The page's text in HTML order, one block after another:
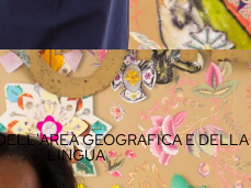
GEOGRAFICA E DELLA
LINGUA